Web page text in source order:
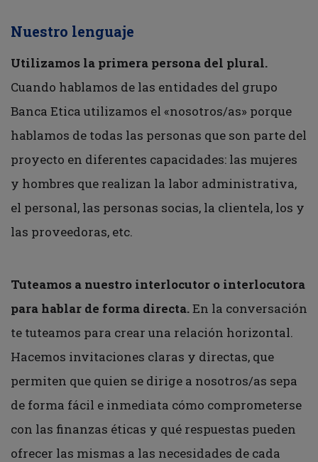
Nuestro lenguaje
Utilizamos la primera persona del plural.
Cuando hablamos de las entidades del grupo
Banca Etica utilizamos el «nosotros/as» porque
hablamos de todas las personas que son parte del
proyecto en diferentes capacidades: las mujeres
y hombres que realizan la labor administrativa,
el personal, las personas socias, la clientela, los y
las proveedoras, etc.
Tuteamos a nuestro interlocutor o interlocutora
para hablar de forma directa.En la conversación
te tuteamos para crear una relación horizontal.
Hacemos invitaciones claras y directas, que
permiten que quien se dirige a nosotros/as sepa
de forma fácil e inmediata cómo comprometerse
con las finanzas éticas y qué respuestas pueden
ofrecer las mismas a las necesidades de cada